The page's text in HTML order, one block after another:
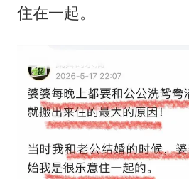
住在一起。